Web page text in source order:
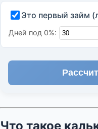
Это первый займ
Дней под 0%:
Что такое